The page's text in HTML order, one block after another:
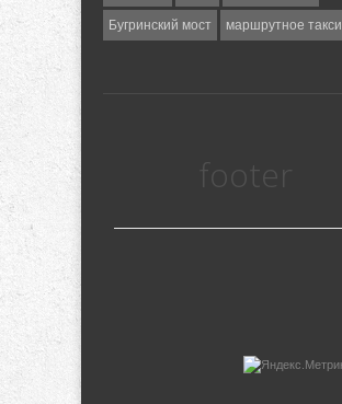
Бугринский мост маршрутное такси
footer